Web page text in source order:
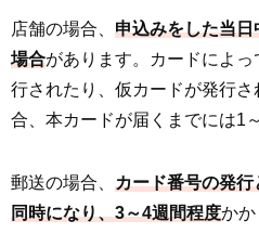
店舗の場合、 申込みをした当
場合があります。カードによ
行されたり、仮カードが発行
合、本カードが届くまでには1
郵送の場合、 カード番号の発
同時になり、3～4週間程度かか